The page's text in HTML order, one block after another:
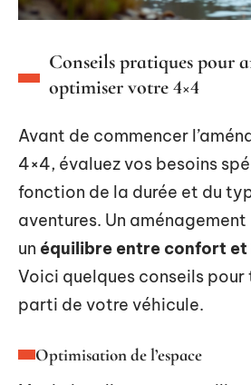
Conseils pratiques pour
optimiser votre 4×4
Avant de commencer
4×4, évaluez vos besoins
fonction de la durée et du
aventures. Un aménagement
un équilibre entre confort
Voici quelques conseils
parti de votre véhicule.
Optimisation de l’espace